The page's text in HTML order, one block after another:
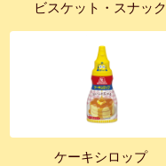
ビスケット・スナック
ケーキシロップ